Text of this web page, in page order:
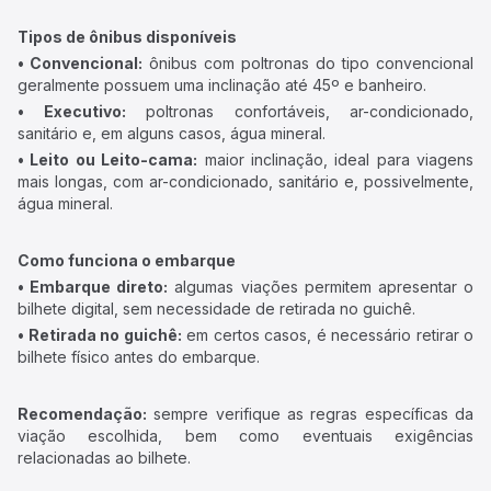
Tipos de ônibus disponíveis
• Convencional: ônibus com poltronas do tipo convencional
geralmente possuem uma inclinação até 45º e banheiro.
• Executivo: poltronas confortáveis, ar-condicionado,
sanitário e, em alguns casos, água mineral.
• Leito ou Leito-cama: maior inclinação, ideal para viagens
mais longas, com ar-condicionado, sanitário e, possivelmente,
água mineral.
Como funciona o embarque
• Embarque direto: algumas viações permitem apresentar o
bilhete digital, sem necessidade de retirada no guichê.
• Retirada no guichê: em certos casos, é necessário retirar o
bilhete físico antes do embarque.
Recomendação: sempre verifique as regras específicas da
viação escolhida, bem como eventuais exigências
relacionadas ao bilhete.